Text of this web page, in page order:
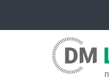
содержанию